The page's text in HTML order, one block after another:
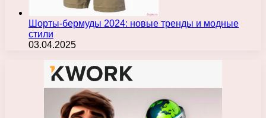
Шорты-бермуды 2024: новые тренды и модные
стили
03.04.2025